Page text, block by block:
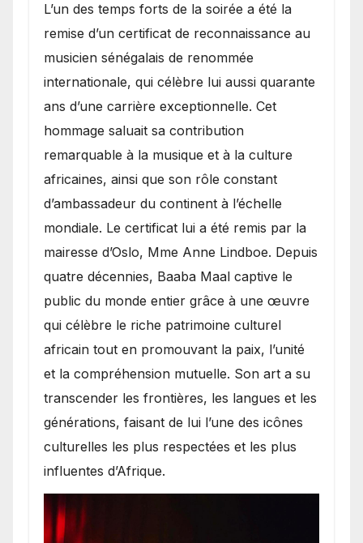
​L’un des temps forts de la soirée a été la
remise d’un certificat de reconnaissance au
musicien sénégalais de renommée
internationale, qui célèbre lui aussi quarante
ans d’une carrière exceptionnelle. Cet
hommage saluait sa contribution
remarquable à la musique et à la culture
africaines, ainsi que son rôle constant
d’ambassadeur du continent à l’échelle
mondiale. Le certificat lui a été remis par la
mairesse d’Oslo, Mme Anne Lindboe. Depuis
quatre décennies, Baaba Maal captive le
public du monde entier grâce à une œuvre
qui célèbre le riche patrimoine culturel
africain tout en promouvant la paix, l’unité
et la compréhension mutuelle. Son art a su
transcender les frontières, les langues et les
générations, faisant de lui l’une des icônes
culturelles les plus respectées et les plus
influentes d’Afrique.